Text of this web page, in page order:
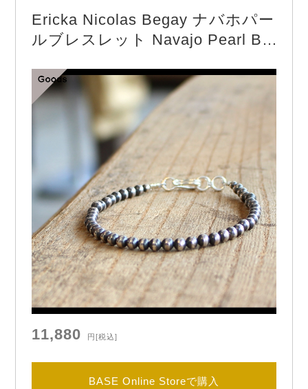
名コインローファーともいわれています。 made in
In…
Ericka Nicolas Begay ナバホパー
ルブレスレット Navajo Pearl Bra
11,880 円[税込]
BASE Online Storeで購入